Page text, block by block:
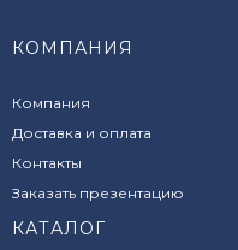
КОМПАНИЯ
Компания
Доставка и оплата
Контакты
Заказать презентацию
КАТАЛОГ